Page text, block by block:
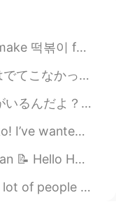
😂 It was delicious~ 🤤 Th...
show itself. ☁️ I took advantage o...
に一発てか数千万発でも返してやろうって友達連れて僕狙っ...
is absolutely beautifully c...
learning of 🇰🇷🇯🇵🇷🇺 ❓ Q...
safe ) is a mix betwee...